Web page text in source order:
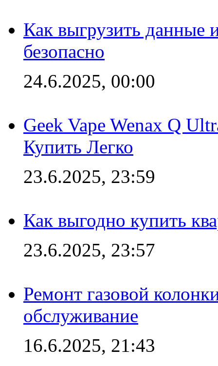
Как выгрузить данные
безопасно
24.6.2025, 00:00
Geek Vape Wenax Q
Купить Легко
23.6.2025, 23:59
Как выгодно купить
23.6.2025, 23:57
Ремонт газовой
обслуживание
16.6.2025, 21:43